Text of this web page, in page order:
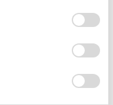
が保存されることに同
キー)のオプトアウト、
あたっては、当社の
について
」をご覧くだ